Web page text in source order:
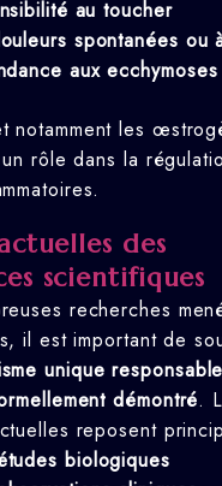
au toucher
spontanées ou
aux ecchymoses
notamment les
rôle dans la
des
scientifiques
recherches
il est important de
unique
démontré.
reposent
biologiques